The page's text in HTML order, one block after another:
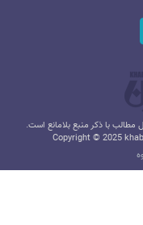
با ذکر منبع بلامانع است.
Copyright © 2025